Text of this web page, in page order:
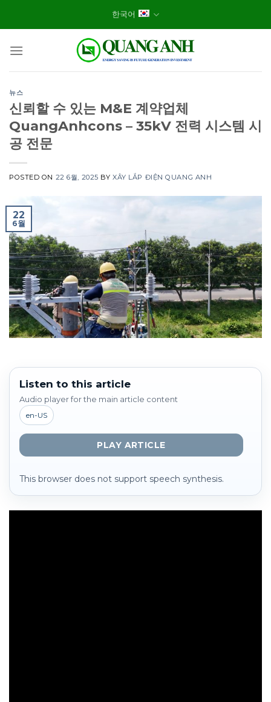
한국어
뉴스
신뢰할 수 있는 M&E 계약업체
QuangAnhcons – 35kV 전력 시스템 시
공 전문
POSTED ON 22 6월, 2025 BYXÂY LẮP ĐIỆN QUANG ANH
22
6월
Listen to this article
Audio player for the main article content
en-US
PLAY ARTICLE
This browser does not support speech synthesis.